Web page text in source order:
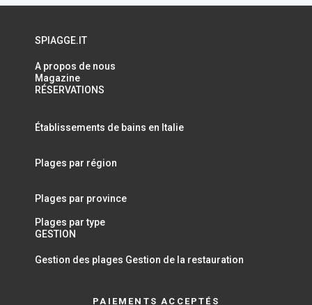
SPIAGGE.IT
A propos de nous
Magazine
RÉSERVATIONS
Établissements de bains en Italie
Plages par région
Plages par province
Plages par type
GESTION
Gestion des plages Gestion de la restauration
PAIEMENTS ACCEPTÉS